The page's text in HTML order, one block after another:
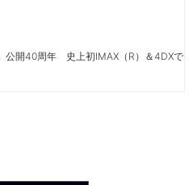
公開40周年 史上初IMAX（R）＆4DXで